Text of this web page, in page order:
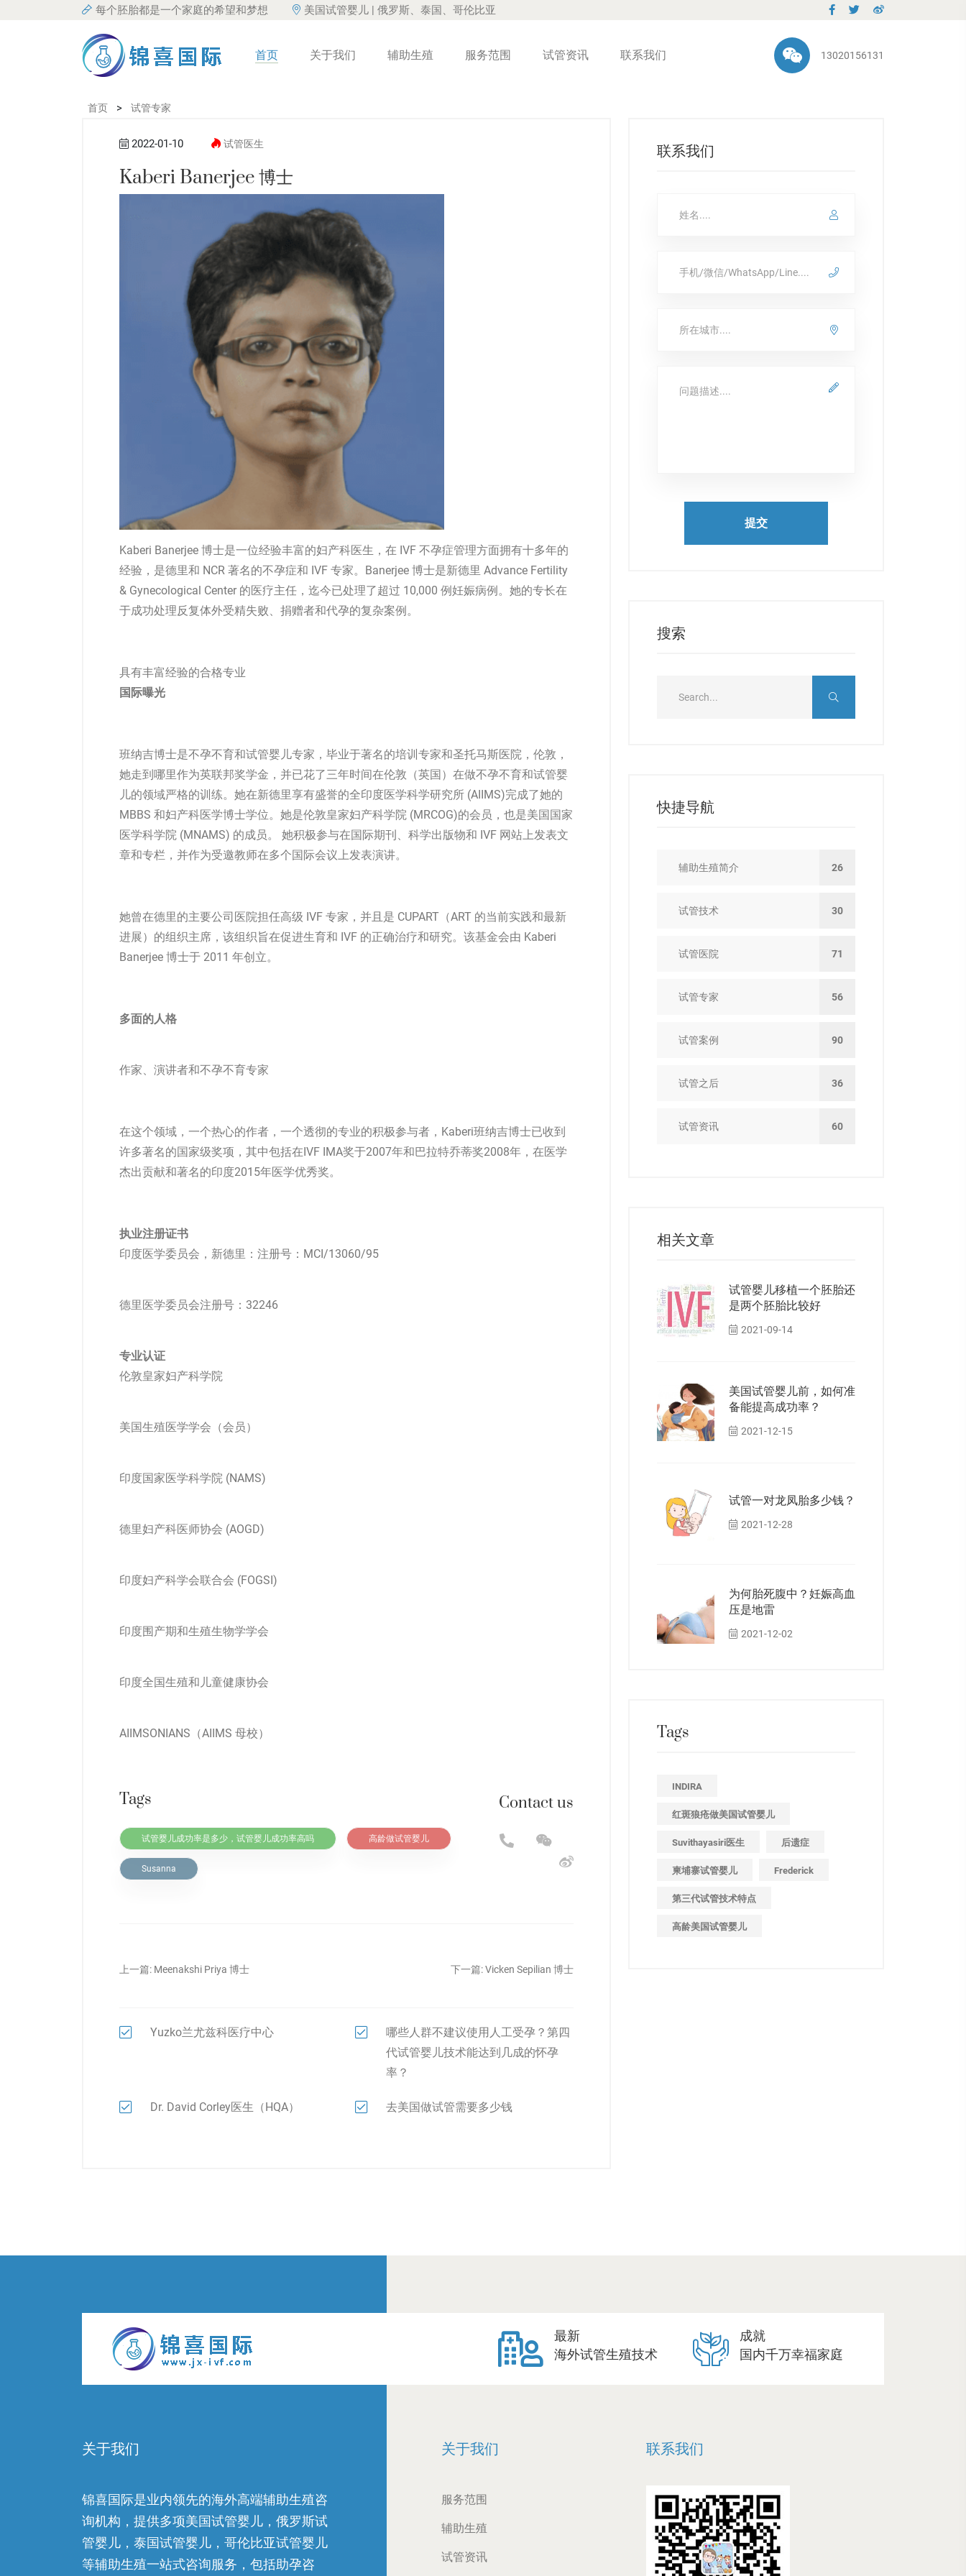
每个胚胎都是一个家庭的希望和梦想 美国试管婴儿 | 俄罗斯、泰国、哥伦比亚
首页 关于我们 辅助生殖 服务范围 试管资讯 联系我们 13020156131
首页 > 试管专家
2022-01-10 试管医生
Kaberi Banerjee 博士
Kaberi Banerjee 博士是一位经验丰富的妇产科医生，在 IVF 不孕症管理方面拥有十多年的
经验，是德里和 NCR 著名的不孕症和 IVF 专家。Banerjee 博士是新德里 Advance Fertility
& Gynecological Center 的医疗主任，迄今已处理了超过 10,000 例妊娠病例。她的专长在
于成功处理反复体外受精失败、捐赠者和代孕的复杂案例。
具有丰富经验的合格专业
国际曝光
班纳吉博士是不孕不育和试管婴儿专家，毕业于著名的培训专家和圣托马斯医院，伦敦，
她走到哪里作为英联邦奖学金，并已花了三年时间在伦敦（英国）在做不孕不育和试管婴
儿的领域严格的训练。她在新德里享有盛誉的全印度医学科学研究所 (AIIMS)完成了她的
MBBS 和妇产科医学博士学位。她是伦敦皇家妇产科学院 (MRCOG)的会员，也是美国国家
医学科学院 (MNAMS) 的成员。 她积极参与在国际期刊、科学出版物和 IVF 网站上发表文
章和专栏，并作为受邀教师在多个国际会议上发表演讲。
她曾在德里的主要公司医院担任高级 IVF 专家，并且是 CUPART（ART 的当前实践和最新
进展）的组织主席，该组织旨在促进生育和 IVF 的正确治疗和研究。该基金会由 Kaberi
Banerjee 博士于 2011 年创立。
多面的人格
作家、演讲者和不孕不育专家
在这个领域，一个热心的作者，一个透彻的专业的积极参与者，Kaberi班纳吉博士已收到
许多著名的国家级奖项，其中包括在IVF IMA奖于2007年和巴拉特乔蒂奖2008年，在医学
杰出贡献和著名的印度2015年医学优秀奖。
执业注册证书
印度医学委员会，新德里：注册号：MCI/13060/95
德里医学委员会注册号：32246
专业认证
伦敦皇家妇产科学院
美国生殖医学学会（会员）
印度国家医学科学院 (NAMS)
德里妇产科医师协会 (AOGD)
印度妇产科学会联合会 (FOGSI)
印度围产期和生殖生物学学会
印度全国生殖和儿童健康协会
AIIMSONIANS（AIIMS 母校）
Tags
试管婴儿成功率是多少，试管婴儿成功率高吗 高龄做试管婴儿
Susanna
Contact us
上一篇: Meenakshi Priya 博士 下一篇:Vicken Sepilian 博士
Yuzko兰尤兹科医疗中心
哪些人群不建议使用人工受孕？第四
代试管婴儿技术能达到几成的怀孕
率？
Dr. David Corley医生（HQA） 去美国做试管需要多少钱
联系我们
提交
搜索
快捷导航
辅助生殖简介 26
试管技术 30
试管医院 71
试管专家 56
试管案例 90
试管之后 36
试管资讯 60
相关文章
试管婴儿移植一个胚胎还
是两个胚胎比较好
2021-09-14
美国试管婴儿前，如何准
备能提高成功率？
2021-12-15
试管一对龙凤胎多少钱？
2021-12-28
为何胎死腹中？妊娠高血
压是地雷
2021-12-02
Tags
INDIRA
红斑狼疮做美国试管婴儿
Suvithayasiri医生 后遗症
柬埔寨试管婴儿 Frederick
第三代试管技术特点
高龄美国试管婴儿
最新
海外试管生殖技术
成就
国内千万幸福家庭
关于我们
锦喜国际是业内领先的海外高端辅助生殖咨
询机构，提供多项美国试管婴儿，俄罗斯试
管婴儿，泰国试管婴儿，哥伦比亚试管婴儿
等辅助生殖一站式咨询服务，包括助孕咨
关于我们
服务范围
辅助生殖
试管资讯
联系我们